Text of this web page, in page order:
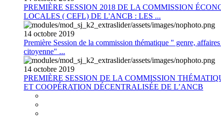
PREMIÈRE SESSION 2018 DE LA COMMISSION
LOCALES ( CEFL) DE L'ANCB : LES ...
14 octobre 2019
Première Session de la commission thématique " genre,
citoyenne" ...
14 octobre 2019
PREMIÈRE SESSION DE LA COMMISSION
ET COOPÉRATION DÉCENTRALISÉE DE L’ANCB